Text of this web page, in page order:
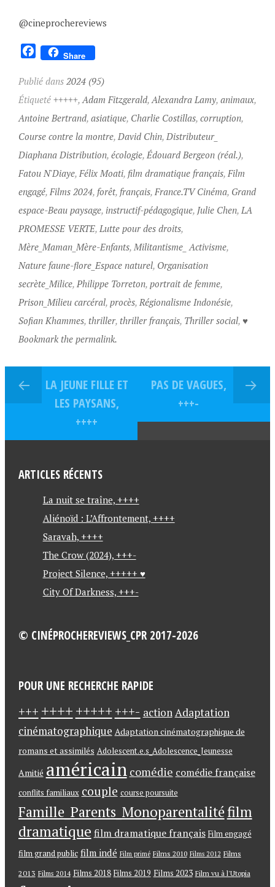
@cineprochereviews
F
c
e
o
o
k
Share
Publié dans 2024 (95)
Étiqueté +++++, Adam Fitzgerald, Alexandra Lamy, animaux,
Antoine Bertrand, asiatique, Charlie Costillas, corruption,
Course contre la montre, David Chin, Distributeur_
Diaphana Distribution, écologie, Édouard Bergeon (réal.),
Fatou N'Diaye, Félix Moati, film dramatique français, Film
engagé, Films 2024, forêt, français, France.TV Cinéma, Grand
espace-Beau paysage, instructif-pédagogique, Julie Chen, LA
PROMESSE VERTE, Lutte pour des droits,
Mère_Maman_Mère-Enfants, Militantisme_ Activisme,
Nature faune-flore_Espace naturel, Organisation
secrète_Milice, Philippe Torreton, portrait de femme,
Prison_Milieu carcéral, procès, Régionalisme Indonésie,
Sofian Khammes, thriller, thriller français, Thriller social, ♥
Bookmark the permalink.
LA JEUNE FILLE ET
LES PAYSANS,
++++
PAS DE VAGUES,
+++-
ARTICLES RÉCENTS
La nuit se traîne, ++++
Aliénoïd : L’Affrontement, ++++
Saravah, ++++
The Crow (2024), +++-
Project Silence, +++++ ♥
City Of Darkness, +++-
© CINÉPROCHEREVIEWS_CPR 2017-2026
POUR UNE RECHERCHE RAPIDE
+++ ++++ +++++ +++- actionAdaptation
cinématographique Adaptation cinématographique de
romans et assimilés Adolescent.e.s_Adolescence_Jeunesse
Amitié américain comédie comédie française
conflits familiaux couple course poursuite
Famille_Parents_Monoparentalitéfilm
dramatique film dramatique français Film engagé
film grand public film indé Film primé Films 2010 Films 2012 Films
2013 Films 2014 Films 2018 Films 2019 Films 2023 Film vu à l'Utopia